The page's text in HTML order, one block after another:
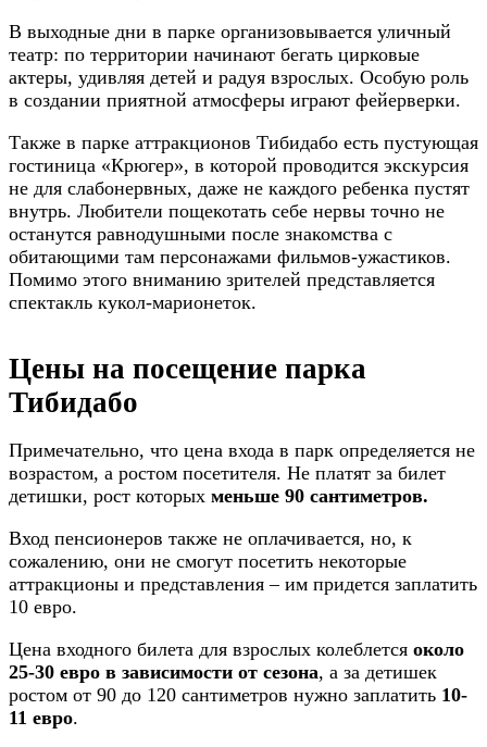
В выходные дни в парке организовывается уличный
театр: по территории начинают бегать цирковые
актеры, удивляя детей и радуя взрослых. Особую роль
в создании приятной атмосферы играют фейерверки.
Также в парке аттракционов Тибидабо есть пустующая
гостиница «Крюгер», в которой проводится экскурсия
не для слабонервных, даже не каждого ребенка пустят
внутрь. Любители пощекотать себе нервы точно не
останутся равнодушными после знакомства с
обитающими там персонажами фильмов-ужастиков.
Помимо этого вниманию зрителей представляется
спектакль кукол-марионеток.
Цены на посещение парка
Тибидабо
Примечательно, что цена входа в парк определяется не
возрастом, а ростом посетителя. Не платят за билет
детишки, рост которых меньше 90 сантиметров.
Вход пенсионеров также не оплачивается, но, к
сожалению, они не смогут посетить некоторые
аттракционы и представления – им придется заплатить
10 евро.
Цена входного билета для взрослых колеблется около
25-30 евро в зависимости от сезона, а за детишек
ростом от 90 до 120 сантиметров нужно заплатить 10-
11 евро.